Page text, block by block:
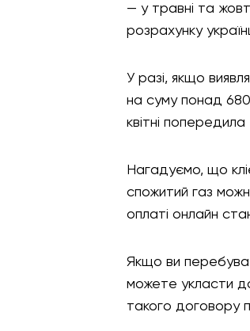
— у травні та
розрахунку
У разі, якщо
на суму понад
квітні
Нагадуємо, що
спожитий газ
оплаті онлайн
Якщо ви
можете укласти
такого договору